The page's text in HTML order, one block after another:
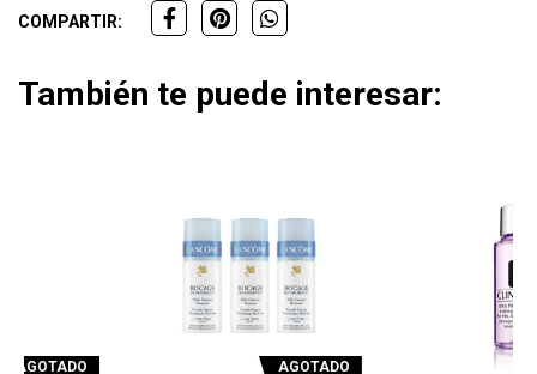
COMPARTIR:
También te puede interesar:
AGOTADO